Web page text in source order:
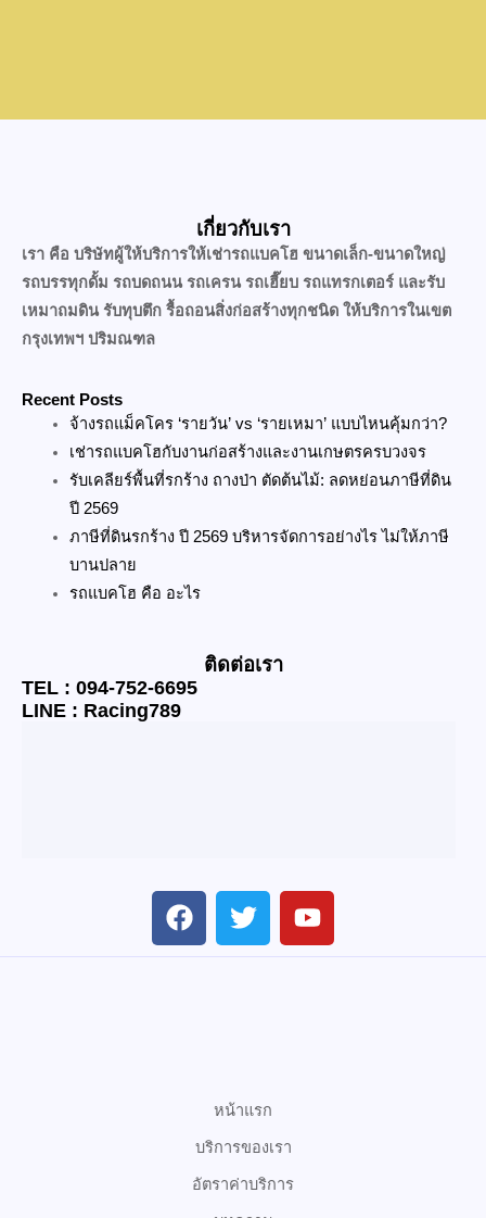
เกี่ยวกับเรา
เรา คือ บริษัทผู้ให้บริการให้เช่ารถแบคโฮ ขนาดเล็ก-ขนาดใหญ่
รถบรรทุกดั้ม รถบดถนน รถเครน รถเฮี๊ยบ รถแทรกเตอร์ และรับ
เหมาถมดิน รับทุบตึก รื้อถอนสิ่งก่อสร้างทุกชนิด ให้บริการในเขต
กรุงเทพฯ ปริมณฑล
Recent Posts
จ้างรถแม็คโคร ‘รายวัน’ vs ‘รายเหมา’ แบบไหนคุ้มกว่า?
เช่ารถแบคโฮกับงานก่อสร้างและงานเกษตรครบวงจร
รับเคลียร์พื้นที่รกร้าง ถางป่า ตัดต้นไม้: ลดหย่อนภาษีที่ดิน
ปี 2569
ภาษีที่ดินรกร้าง ปี 2569 บริหารจัดการอย่างไร ไม่ให้ภาษี
บานปลาย
รถแบคโฮ คือ อะไร
ติดต่อเรา
TEL : 094-752-6695
LINE : Racing789
F
a
c
T
w
i
Y
o
u
หน้าแรก
บริการของเรา
อัตราค่าบริการ